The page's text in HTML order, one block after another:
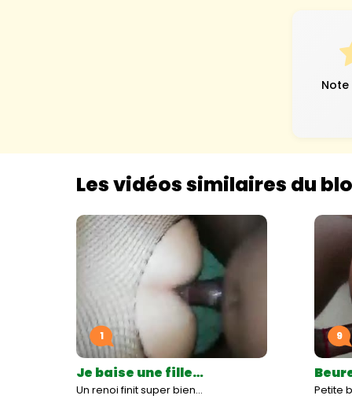
Les vidéos similaires du
1
Je baise une fille…
Un renoi finit super bien…
9
Petite